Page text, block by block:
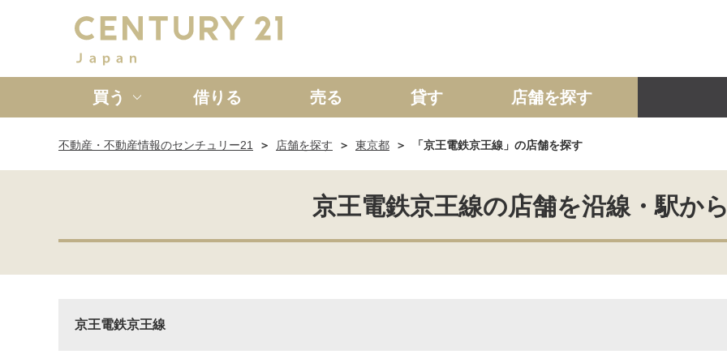
買う
新築一戸建て 中古一戸建て マンション 土地
借りる 売る 貸す 店舗を探す
不動産・不動産情報のセンチュリー21 店舗を探す 東京都 「京王電鉄京王線」の店舗を探す
京王電鉄京王線の店舗を沿線・駅か
京王電鉄京王線